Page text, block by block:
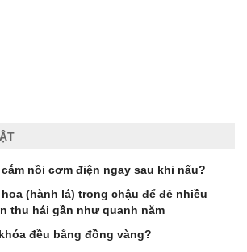
nồi cơm điện ngay sau khi nấu?
(hành lá) trong chậu để đẻ nhiều
thu hái gần như quanh năm
đều bằng đồng vàng?